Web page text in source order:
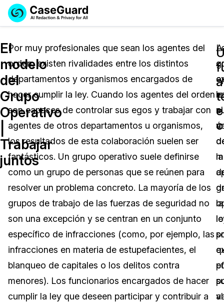
Licencia de CaseGuard Studio
Precios de Redacción a Pedido
Soluciones
Redacción de vídeos
Redacción de documentos
Redacción de audio
Redacción de imágenes
Transcripción y Traducción
Industrias
Cuerpos Policiales
Transportación
Educación
El Gobierno
Servicios Financieros
Precios
Recursos
Artículos
Casos Practicos
Videoteca
Recomendaciones
Eventos
Demo
English
Español
El
modelo
del
Grupo
Operativo
Trabajar
juntos
Por muy profesionales que sean los agentes del
orden, existen rivalidades entre los distintos
departamentos y organismos encargados de
hacer cumplir la ley. Cuando los agentes del orden
son capaces de controlar sus egos y trabajar con
agentes de otros departamentos u organismos,
los resultados de esta colaboración suelen ser
fantásticos. Un grupo operativo suele definirse
como un grupo de personas que se reúnen para
resolver un problema concreto. La mayoría de los
grupos de trabajo de las fuerzas de seguridad no
son una excepción y se centran en un conjunto
específico de infracciones (como, por ejemplo, las
infracciones en materia de estupefacientes, el
blanqueo de capitales o los delitos contra
menores). Los funcionarios encargados de hacer
cumplir la ley que deseen participar y contribuir a
A
al
a
el
la
la